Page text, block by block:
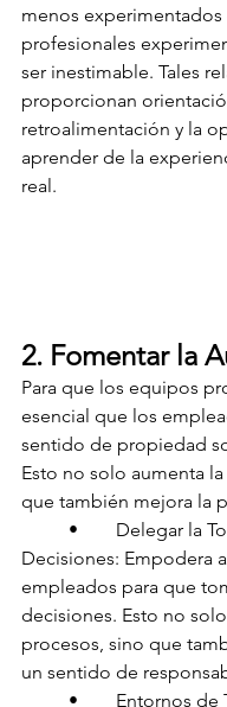
menos experimentados
profesionales
ser inestimable. Tales
proporcionan
retroalimentación y la
aprender de la
real.
2. Fomentar la
Para que los equipos
esencial que los
sentido de propiedad
Esto no solo aumenta
que también mejora la
Decisiones: Empodera
empleados para que
decisiones. Esto no
procesos, sino que
un sentido de